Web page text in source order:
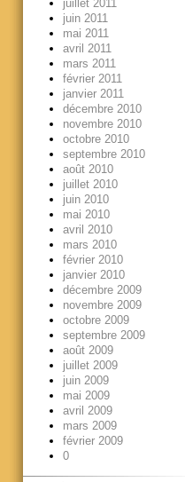
juillet 2011
juin 2011
mai 2011
avril 2011
mars 2011
février 2011
janvier 2011
décembre 2010
novembre 2010
octobre 2010
septembre 2010
août 2010
juillet 2010
juin 2010
mai 2010
avril 2010
mars 2010
février 2010
janvier 2010
décembre 2009
novembre 2009
octobre 2009
septembre 2009
août 2009
juillet 2009
juin 2009
mai 2009
avril 2009
mars 2009
février 2009
0